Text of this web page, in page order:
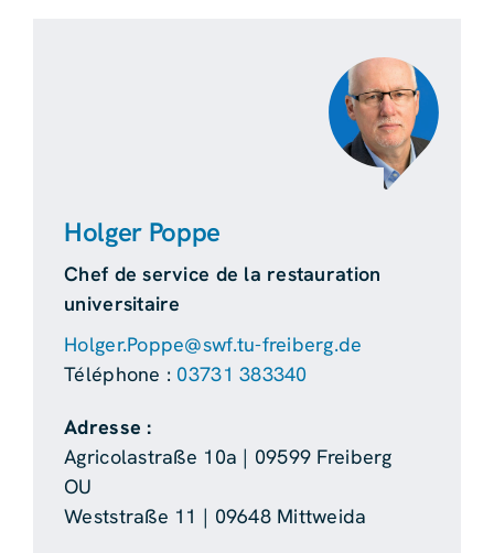
Holger Poppe
Chef de service de la restauration
universitaire
Holger.Poppe@swf.tu-freiberg.de
Téléphone : 03731 383340
Adresse :
Agricolastraße 10a | 09599 Freiberg
OU
Weststraße 11 | 09648 Mittweida